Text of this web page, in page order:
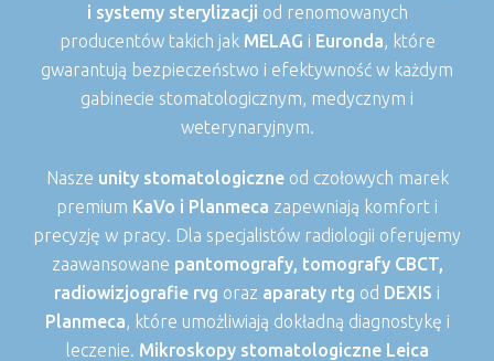
i systemy sterylizacji od renomowanych
producentów takich jak MELAG i Euronda, które
gwarantują bezpieczeństwo i efektywność w każdym
gabinecie stomatologicznym, medycznym i
weterynaryjnym.
Nasze unity stomatologiczneod czołowych marek
premium KaVo i Planmeca zapewniają komfort i
precyzję w pracy. Dla specjalistów radiologii oferujemy
zaawansowane pantomografy, tomografy CBCT,
radiowizjografie rvg oraz aparaty rtg od DEXIS i
Planmeca, które umożliwiają dokładną diagnostykę i
leczenie. Mikroskopy stomatologiczne Leica